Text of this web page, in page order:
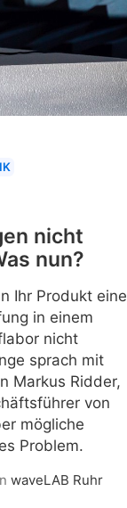
nicht
nun?
Ihr Produkt eine
in einem
nicht
sprach mit
Markus Ridder,
von
mögliche
Problem.
waveLAB Ruhr